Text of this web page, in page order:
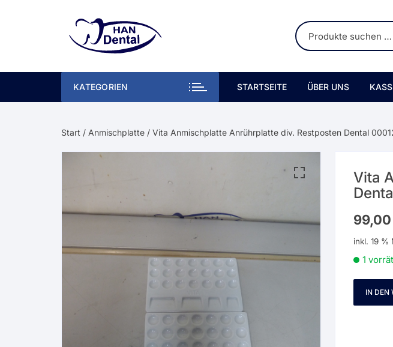
KATEGORIEN STARTSEITE ÜBER UNS
Start / Anmischplatte / Vita Anmischplatte Anrührplatte div. Restposten Dental
Vita
99,00
inkl. 19 %
1
Vita
IN DEN